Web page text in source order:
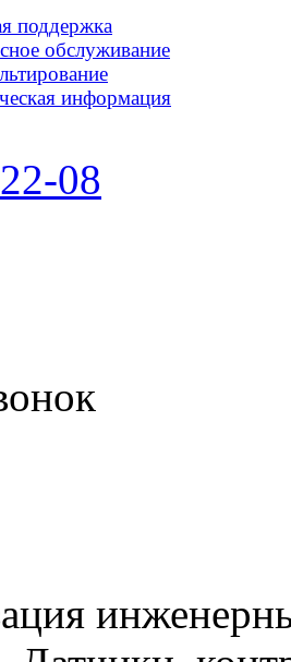
поддержка
обслуживание
информация
08